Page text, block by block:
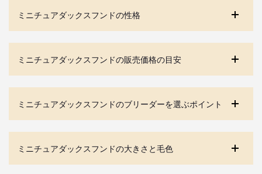
ミニチュアダックスフンドの性格
ミニチュアダックスフンドの販売価格の目安
ミニチュアダックスフンドのブリーダーを選ぶポイント
ミニチュアダックスフンドの大きさと毛色